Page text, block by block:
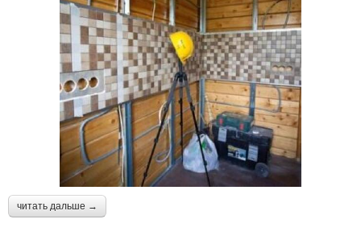
читать дальше →